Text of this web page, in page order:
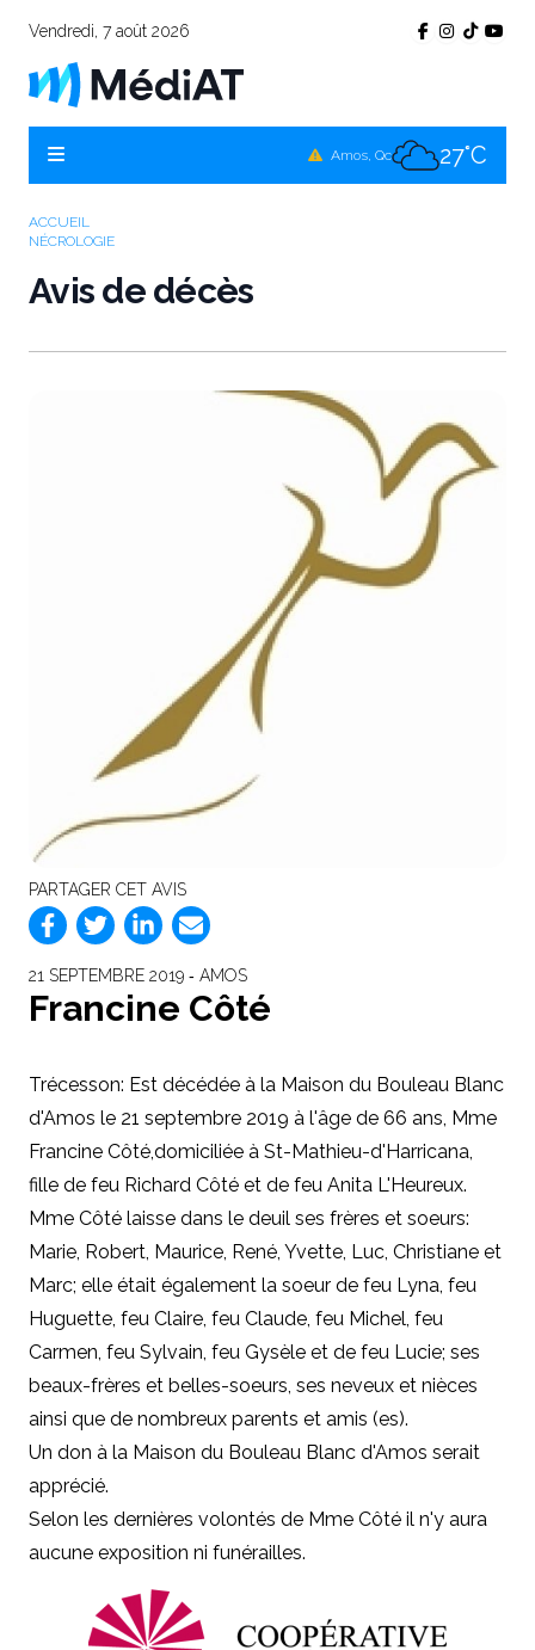
Vendredi, 7 août 2026
Amos, Qc 27°C
ACCUEIL
NÉCROLOGIE
Avis de décès
PARTAGER CET AVIS
21 SEPTEMBRE 2019 ‐ AMOS
Francine Côté
Trécesson: Est décédée à la Maison du Bouleau Blanc
d'Amos le 21 septembre 2019 à l'âge de 66 ans, Mme
Francine Côté,domiciliée à St-Mathieu-d'Harricana,
fille de feu Richard Côté et de feu Anita L'Heureux.
Mme Côté laisse dans le deuil ses frères et soeurs:
Marie, Robert, Maurice, René, Yvette, Luc, Christiane et
Marc; elle était également la soeur de feu Lyna, feu
Huguette, feu Claire, feu Claude, feu Michel, feu
Carmen, feu Sylvain, feu Gysèle et de feu Lucie; ses
beaux-frères et belles-soeurs, ses neveux et nièces
ainsi que de nombreux parents et amis (es).
Un don à la Maison du Bouleau Blanc d'Amos serait
apprécié.
Selon les dernières volontés de Mme Côté il n'y aura
aucune exposition ni funérailles.